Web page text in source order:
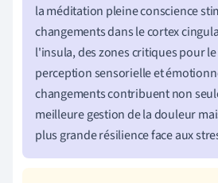
la méditation pleine conscience
changements dans le cortex
l'insula, des zones critiques pour
perception sensorielle et
changements contribuent non
meilleure gestion de la douleur
plus grande résilience face aux